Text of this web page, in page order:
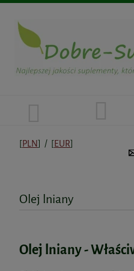
[PLN] / [EUR]
Olej lniany
Olej lniany -